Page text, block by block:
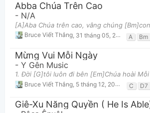
Abba Chúa Trên Cao
- N/A
Bruce Viết Thắng 31 tháng 05, 2023 lúc 05:25pm A Bm
Mừng Vui Mỗi Ngày
- Y Gên Music
Bruce Viết Thắng 5 tháng 12, 2023 lúc 11:16pm C D7
Giê-Xu Năng Quyền ( He Is